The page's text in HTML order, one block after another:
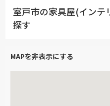
室戸市の家具屋(インテ
探す